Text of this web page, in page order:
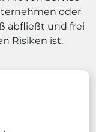
oder
abfließt und frei
Risiken ist.